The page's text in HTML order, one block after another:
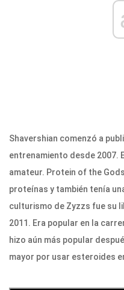
Shavershian comenzó a
entrenamiento desde 2007.
amateur. Protein of the
proteínas y también tenía
culturismo de Zyzzs fue su
2011. Era popular en la
hizo aún más popular
mayor por usar esteroides